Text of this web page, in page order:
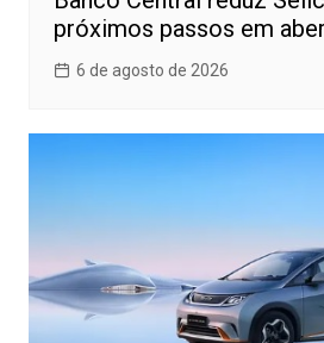
próximos passos em
6 de agosto de 2026